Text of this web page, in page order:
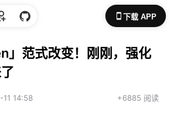
下载 APP
」范式改变！刚刚，强化
14:58 +6885 阅读